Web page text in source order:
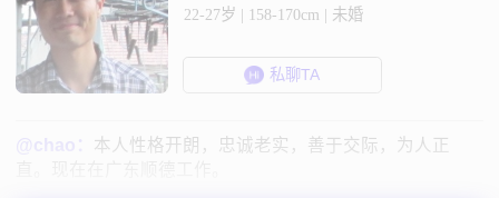
22-27岁 | 158-170cm | 未婚
私聊TA
本人性格开朗，忠诚老实，善于交际，为人正